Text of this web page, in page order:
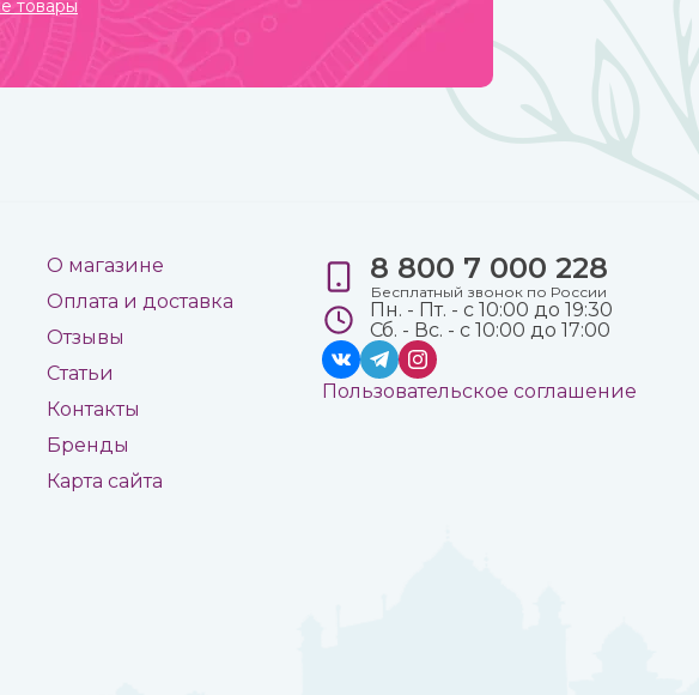
товары
О магазине
Оплата и доставка
Отзывы
Статьи
Контакты
Бренды
Карта сайта
8 800 7 000 228
Бесплатный звонок по России
Пн. - Пт. - с 10:00 до 19:30
Сб. - Вс. - с 10:00 до 17:00
Пользовательское соглашение